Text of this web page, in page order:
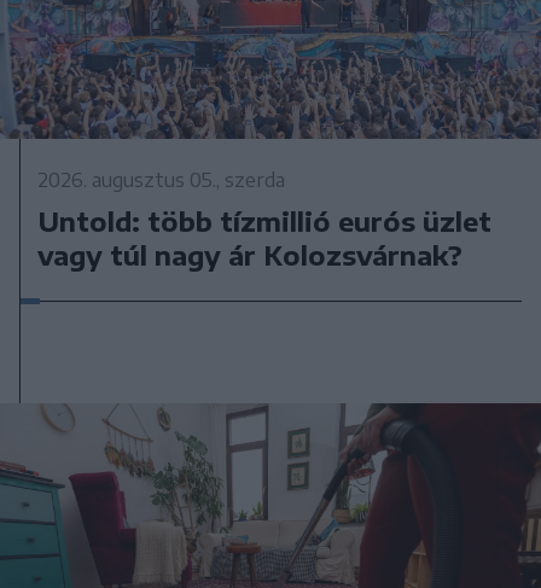
2026. augusztus 05., szerda
Untold: több tízmillió eurós üzlet
vagy túl nagy ár Kolozsvárnak?